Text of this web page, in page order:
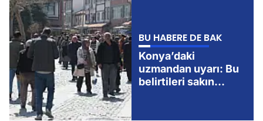
BU HABERE DE BAK
Konya’daki
uzmandan uyarı: Bu
belirtileri sakın